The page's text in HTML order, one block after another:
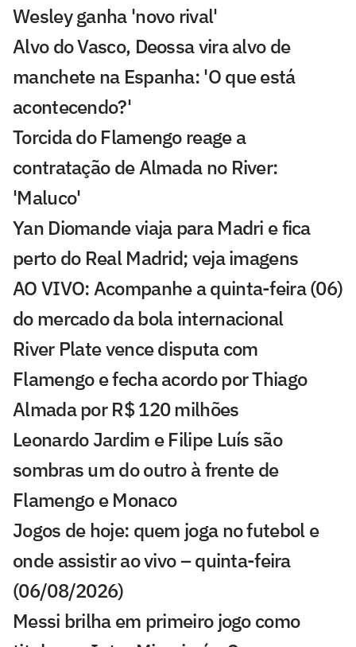
Wesley ganha 'novo rival'
Alvo do Vasco, Deossa vira alvo de
manchete na Espanha: 'O que está
acontecendo?'
Torcida do Flamengo reage a
contratação de Almada no River:
'Maluco'
Yan Diomande viaja para Madri e fica
perto do Real Madrid; veja imagens
AO VIVO: Acompanhe a quinta-feira (06)
do mercado da bola internacional
River Plate vence disputa com
Flamengo e fecha acordo por Thiago
Almada por R$ 120 milhões
Leonardo Jardim e Filipe Luís são
sombras um do outro à frente de
Flamengo e Monaco
Jogos de hoje: quem joga no futebol e
onde assistir ao vivo – quinta-feira
(06/08/2026)
Messi brilha em primeiro jogo como